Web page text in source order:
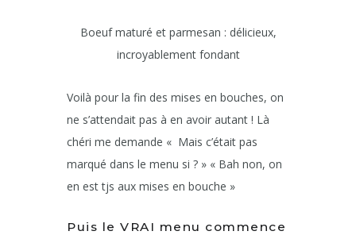
Boeuf maturé et parmesan : délicieux,
incroyablement fondant
Voilà pour la fin des mises en bouches, on
ne s’attendait pas à en avoir autant ! Là
chéri me demande « Mais c’était pas
marqué dans le menu si ? » « Bah non, on
en est tjs aux mises en bouche »
Puis le VRAI menu commence